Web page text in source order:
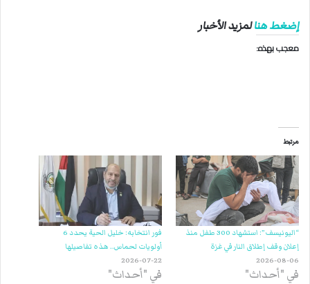
إضغط هنالمزيد الأخبار
معجب بهذه:
مرتبط
“اليونيسف”: استشهاد 300 طفل منذ
إعلان وقف إطلاق النار في غزة
2026-08-06
في "أحداث"
فور انتخابه: خليل الحية يحدد 6
أولويات لحماس.. هذه تفاصيلها
2026-07-22
في "أحداث"